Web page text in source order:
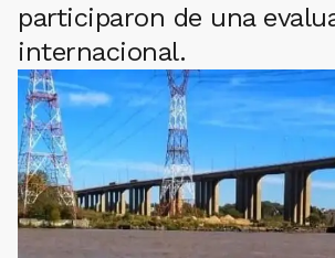
participaron de una
internacional.